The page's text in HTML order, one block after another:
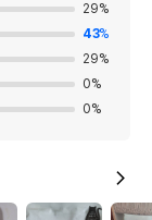
29%
43%
29%
0%
0%